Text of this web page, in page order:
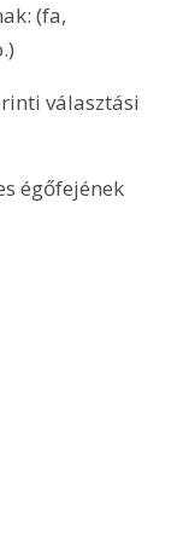
(fa,
választási
égőfejének